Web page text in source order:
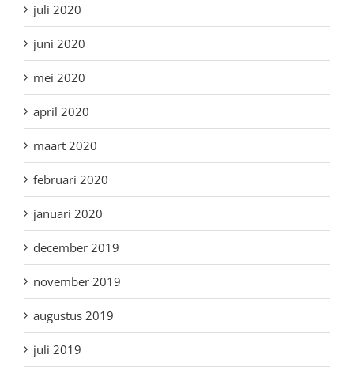
juli 2020
juni 2020
mei 2020
april 2020
maart 2020
februari 2020
januari 2020
december 2019
november 2019
augustus 2019
juli 2019